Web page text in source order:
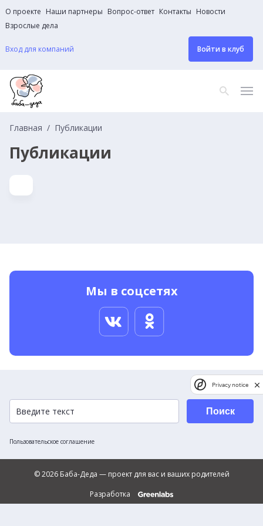
О проекте Наши партнеры Вопрос-ответ Контакты Новости
Взрослые дела
Вход для компаний Войти в клуб
Главная Публикации
Публикации
Мы в соцсетях
Пользовательское соглашение
Поиск
© 2026 Баба-Деда — проект для вас и ваших родителей
Разработка
Privacy notice